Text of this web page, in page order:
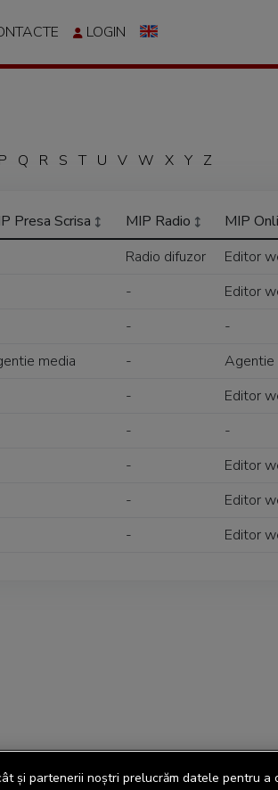
LOGIN
P Q R S T U V W X Y Z
Presa Scrisa MIP Radio MIP
Radio difuzor Editor
- Editor
- -
media - Agentie
- Editor
- -
- Editor
- Editor
- Editor
și partenerii noștri prelucrăm datele pentru a